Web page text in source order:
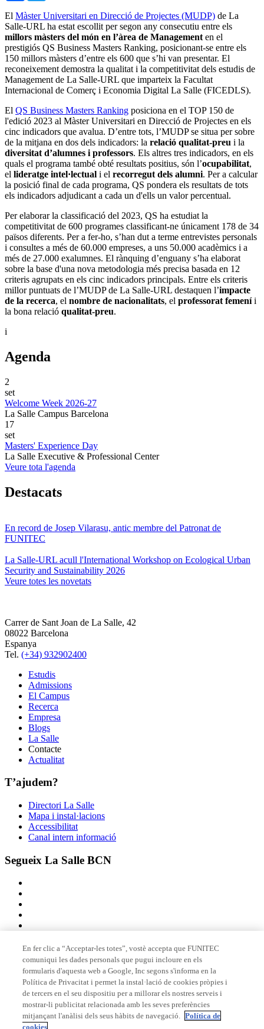
El Màster Universitari en Direcció de Projectes (MUDP) de La
Salle-URL ha estat escollit per segon any consecutiu entre els
millors màsters del món en l’àrea de Management en el
prestigiós QS Business Masters Ranking, posicionant-se entre els
150 millors màsters d’entre els 600 que s’hi van presentar. El
reconeixement demostra la qualitat i la competitivitat dels estudis de
Management de La Salle-URL que imparteix la Facultat
Internacional de Comerç i Economia Digital La Salle (FICEDLS).
El QS Business Masters Ranking posiciona en el TOP 150 de
l'edició 2023 al Màster Universitari en Direcció de Projectes en els
cinc indicadors que avalua. D’entre tots, l’MUDP se situa per sobre
de la mitjana en dos dels indicadors: la relació qualitat-preu i la
diversitat d’alumnes i professors. Els altres tres indicadors, en els
quals el programa també obté resultats positius, són l’ocupabilitat,
el lideratge intel·lectual i el recorregut dels alumni. Per a calcular
la posició final de cada programa, QS pondera els resultats de tots
els indicadors adjudicant a cada un d'ells un valor percentual.
Per elaborar la classificació del 2023, QS ha estudiat la
competitivitat de 600 programes classificant-ne únicament 178 de 34
països diferents. Per a fer-ho, s’han dut a terme entrevistes personals
i consultes a més de 60.000 empreses, a uns 50.000 acadèmics i a
més de 27.000 exalumnes. El rànquing d’enguany s’ha elaborat
sobre la base d'una nova metodologia més precisa basada en 12
criteris agrupats en els cinc indicadors principals. Entre els criteris
millor puntuats de l’MUDP de La Salle-URL destaquen l’impacte
de la recerca, el nombre de nacionalitats, el professorat femeníi
la bona relació qualitat-preu.
i
Agenda
2
set
Welcome Week 2026-27
La Salle Campus Barcelona
17
set
Masters' Experience Day
La Salle Executive & Professional Center
Veure tota l'agenda
Destacats
En record de Josep Vilarasu, antic membre del Patronat de
FUNITEC
La Salle-URL acull l'International Workshop on Ecological Urban
Security and Sustainability 2026
Veure totes les novetats
Carrer de Sant Joan de La Salle, 42
08022 Barcelona
Espanya
Tel. (+34) 932902400
Estudis
Admissions
El Campus
Recerca
Empresa
Blogs
La Salle
Contacte
Actualitat
T’ajudem?
Directori La Salle
Mapa i instal·lacions
Accessibilitat
Canal intern informació
Segueix La Salle BCN
Membre de
Acreditacions
En fer clic a “Acceptar-les totes”, vostè accepta que FUNITEC
comuniqui les dades personals que pugui incloure en els
formularis d'aquesta web a Google, Inc segons s'informa en la
Política de Privacitat i permet la instal·lació de cookies pròpies i
de tercers en el seu dispositiu per a millorar els nostres serveis i
mostrar-li publicitat relacionada amb les seves preferències
mitjançant l'anàlisi dels seus hàbits de navegació. Política de
cookies